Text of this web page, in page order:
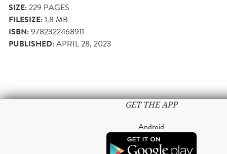
SIZE:229 PAGES
FILESIZE:1.8 MB
ISBN:9782322468911
PUBLISHED:APRIL 28, 2023
GET THE APP
Android